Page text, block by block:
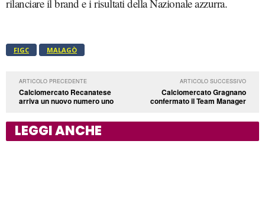
rilanciare il brand e i risultati della Nazionale azzurra.
FIGC MALAGÒ
ARTICOLO PRECEDENTE
Calciomercato Recanatese
arriva un nuovo numero uno
ARTICOLO SUCCESSIVO
Calciomercato Gragnano
confermato il Team Manager
LEGGI ANCHE